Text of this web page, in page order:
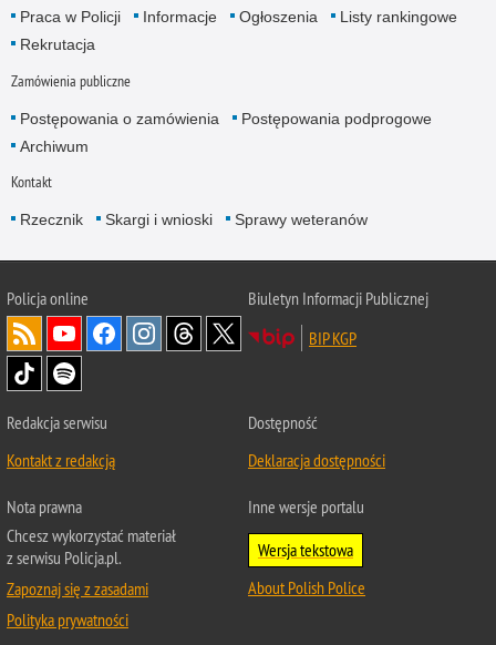
Praca w Policji Informacje Ogłoszenia
Listy rankingowe
Rekrutacja
Zamówienia publiczne
Postępowania o zamówienia
Postępowania podprogowe
Archiwum
Kontakt
Rzecznik Skargi i wnioski Sprawy weteranów
Policjaonline
Biuletyn Informacji Publicznej
BIP KGP
Redakcja serwisu
Kontakt z redakcją
Dostępność
Deklaracja dostępności
Nota prawna
Chcesz wykorzystać materiał
z serwisu Policja.pl.
Zapoznaj się z zasadami
Polityka prywatności
Inne wersje portalu
Wersja tekstowa
About Polish Police